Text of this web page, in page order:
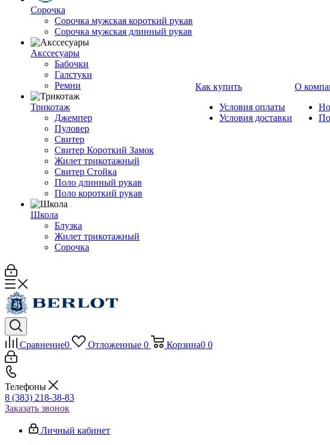
Сорочка
Сорочка мужская короткий рукав
Сорочка мужская длинный рукав
Акссесуары
Бабочки
Галстуки
Ремни
Трикотаж
Джемпер
Пуловер
Свитер
Свитер Короткий Замок
Жилет трикотажный
Свитер Стойка
Поло длинный рукав
Поло короткий рукав
Школа
Блузка
Жилет трикотажный
Сорочка
Как купить
Условия оплаты
Условия доставки
О
Сравнение0 Отложенные 0 Корзина0 0
Телефоны
8 (383) 218-38-83
Заказать звонок
Личный кабинет